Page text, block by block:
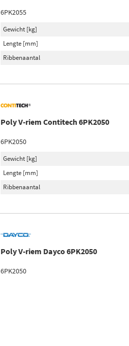
6PK2055
Gewicht [kg]
Lengte [mm]
Ribbenaantal
Poly V-riem Contitech 6PK2050
6PK2050
Gewicht [kg]
Lengte [mm]
Ribbenaantal
Poly V-riem Dayco 6PK2050
6PK2050